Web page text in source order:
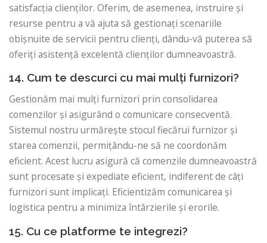
satisfacția clienților. Oferim, de asemenea, instruire și
resurse pentru a vă ajuta să gestionați scenariile
obișnuite de servicii pentru clienți, dându-vă puterea să
oferiți asistență excelentă clienților dumneavoastră.
14. Cum te descurci cu mai mulți furnizori?
Gestionăm mai mulți furnizori prin consolidarea
comenzilor și asigurând o comunicare consecventă.
Sistemul nostru urmărește stocul fiecărui furnizor și
starea comenzii, permițându-ne să ne coordonăm
eficient. Acest lucru asigură că comenzile dumneavoastră
sunt procesate și expediate eficient, indiferent de câți
furnizori sunt implicați. Eficientizăm comunicarea și
logistica pentru a minimiza întârzierile și erorile.
15. Cu ce ​​platforme te integrezi?